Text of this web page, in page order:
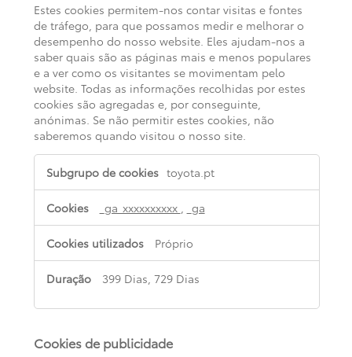
Estes cookies permitem-nos contar visitas e fontes
de tráfego, para que possamos medir e melhorar o
desempenho do nosso website. Eles ajudam-nos a
saber quais são as páginas mais e menos populares
e a ver como os visitantes se movimentam pelo
website. Todas as informações recolhidas por estes
cookies são agregadas e, por conseguinte,
anónimas. Se não permitir estes cookies, não
saberemos quando visitou o nosso site.
Cookies
de
desempenho
toyota.pt
_ga_xxxxxxxxxx , _ga
Próprio
399 Dias, 729 Dias
Cookies de publicidade